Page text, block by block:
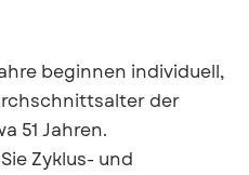
beginnen individuell,
der
51 Jahren.
Zyklus- und